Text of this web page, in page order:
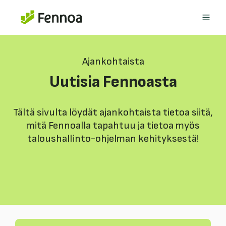
Ajankohtaista
Uutisia Fennoasta
Tältä sivulta löydät ajankohtaista tietoa siitä,
mitä Fennoalla tapahtuu ja tietoa myös
taloushallinto-ohjelman kehityksestä!